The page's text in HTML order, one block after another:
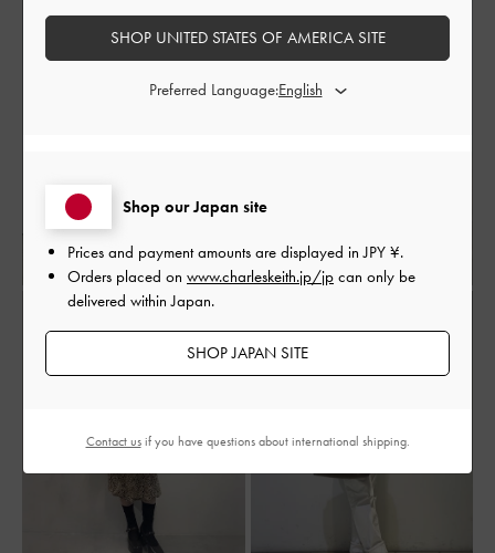
Shop our Japan site
Prices and payment amounts are displayed inJPY ¥.
Orders placed on www.charleskeith.jp/jp can only be
delivered within Japan.
SHOP JAPAN SITE
SHOP UNITED STATES OF AMERICA SITE
Preferred Language:
Contact usif you have questions about international shipping.